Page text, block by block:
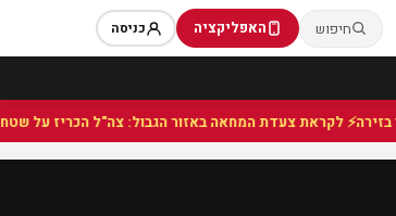
חיפוש האפליקציה כניסה
⚡ לקראת צעדת המחאה באזור הגבול: צה"ל הכריז על שטח צבאי